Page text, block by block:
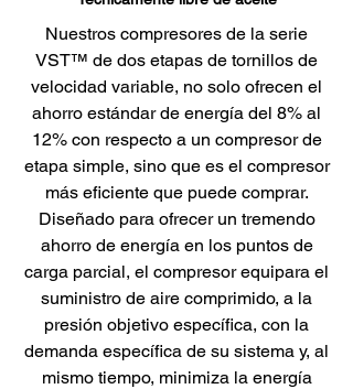
Nuestros compresores de la serie
VST™ de dos etapas de tornillos de
velocidad variable, no solo ofrecen el
ahorro estándar de energía del 8% al
12% con respecto a un compresor de
etapa simple, sino que es el compresor
más eficiente que puede comprar.
Diseñado para ofrecer un tremendo
ahorro de energía en los puntos de
carga parcial, el compresor equipara el
suministro de aire comprimido, a la
presión objetivo específica, con la
demanda específica de su sistema y, al
mismo tiempo, minimiza la energía